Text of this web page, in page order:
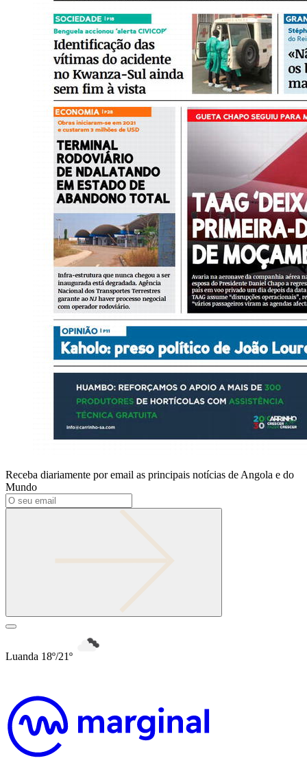
Receba diariamente por email as principais notícias de Angola e do
Mundo
Luanda 18º/21º